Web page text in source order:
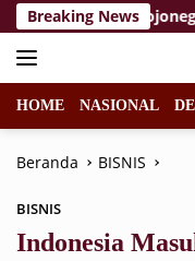
Langsung
ke
konten
Breaking News
129 Bojonegoro di
HOME NASIONAL
Beranda BISNIS
BISNIS
Indonesia